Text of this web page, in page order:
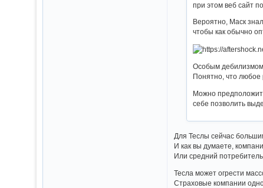
при этом веб сайт
Вероятно, Маск
чтобы как обычно
Особым дебилизмом
Понятно, что любое
Можно
себе позволить
Для Теслы сейчас
И как вы думаете,
Или средний
Тесла может огрести
Страховые компании